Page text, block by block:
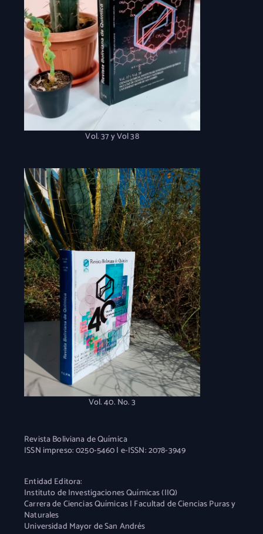
Vol. 37 y Vol 38
Vol. 40. No. 3
Revista Boliviana de Química
ISSN impreso: 0250-5460 | e-ISSN: 2078-3949
Entidad Editora:
Instituto de Investigaciones Químicas (IIQ)
Carrera de Ciencias Químicas | Facultad de Ciencias Puras y
Naturales
Universidad Mayor de San Andrés